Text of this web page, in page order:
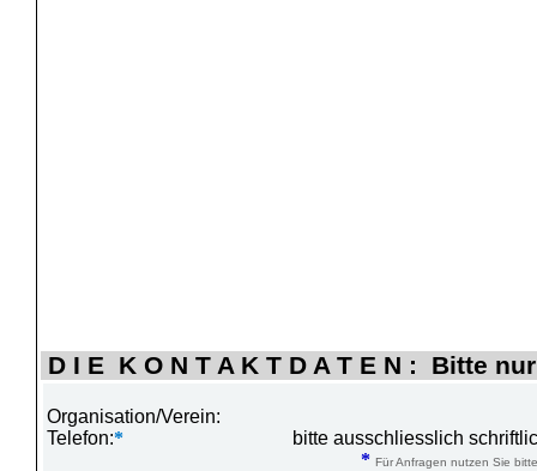
D I E K O N T A K T D A T E N : Bitte
Organisation/Verein:
Telefon:*
bitte ausschliesslich
* Für Anfragen nutzen Sie